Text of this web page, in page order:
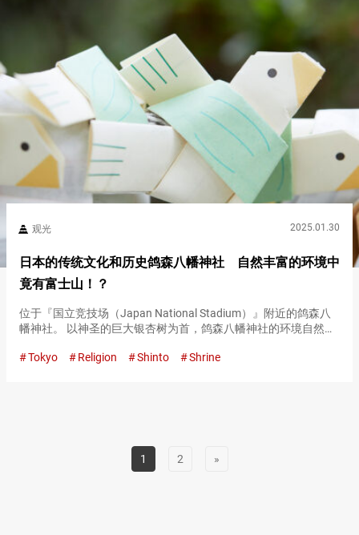
观光 2025.01.30
日本的传统文化和历史鸽森八幡神社 自然丰富的环境中
竟有富士山！？
位于『国立竞技场（Japan National Stadium）』附近的鸽森八
幡神社。 以神圣的巨大银杏树为首，鸽森八幡神社的环境自然丰
谷的富士冢（Sendagaya Fujizuk…
Tokyo Religion Shinto Shrine
1 2 »